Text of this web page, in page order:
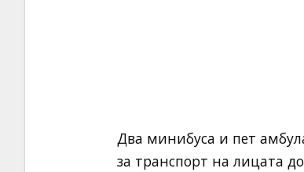
Два минибуса и пет
за транспорт на лицата